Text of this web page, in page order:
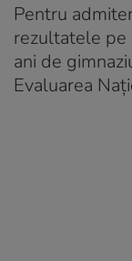
Pentru
rezultatele pe
ani de
Evaluarea